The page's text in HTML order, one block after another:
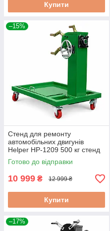
Купити
–15%
Стенд для ремонту
автомобільних двигунів
Helper HP-1209 500 кг стенд
для двигуна з піддоном для
мастила
Готово до відправки
10 999 ₴ 12 999 ₴
Купити
–17%